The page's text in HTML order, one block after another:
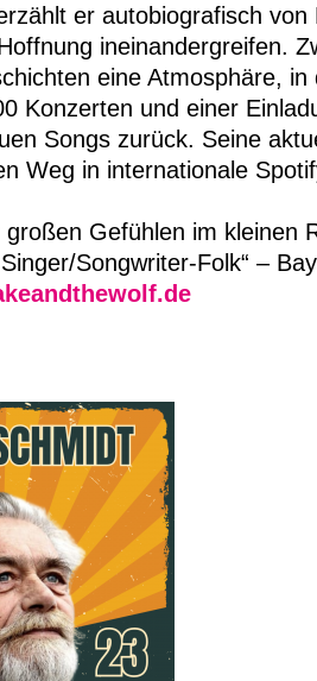
er autobiografisch
ineinandergreifen.
eine Atmosphäre,
Konzerten und einer
Songs zurück. Seine
Weg in internationale
großen Gefühlen im kleinen
Songwriter-Folk“ –